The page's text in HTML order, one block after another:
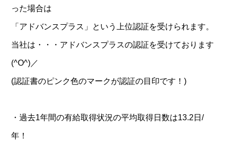
った場合は
「アドバンスプラス」という上位認証を受けられます。
当社は・・・アドバンスプラスの認証を受けております
(^O^)／
(認証書のピンク色のマークが認証の目印です！)
・過去1年間の有給取得状況の平均取得日数は13.2日/
年！